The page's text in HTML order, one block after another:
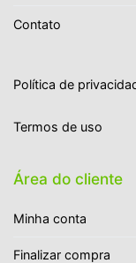
Contato
Política de
Termos de uso
Área do cliente
Minha conta
Finalizar compra